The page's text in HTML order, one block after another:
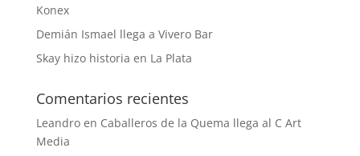
Konex
Demián Ismael llega a Vivero Bar
Skay hizo historia en La Plata
Comentarios recientes
Leandroen Caballeros de la Quema llega al C Art
Media